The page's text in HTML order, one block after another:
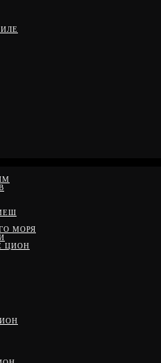
МОРЯ
ЦИОН